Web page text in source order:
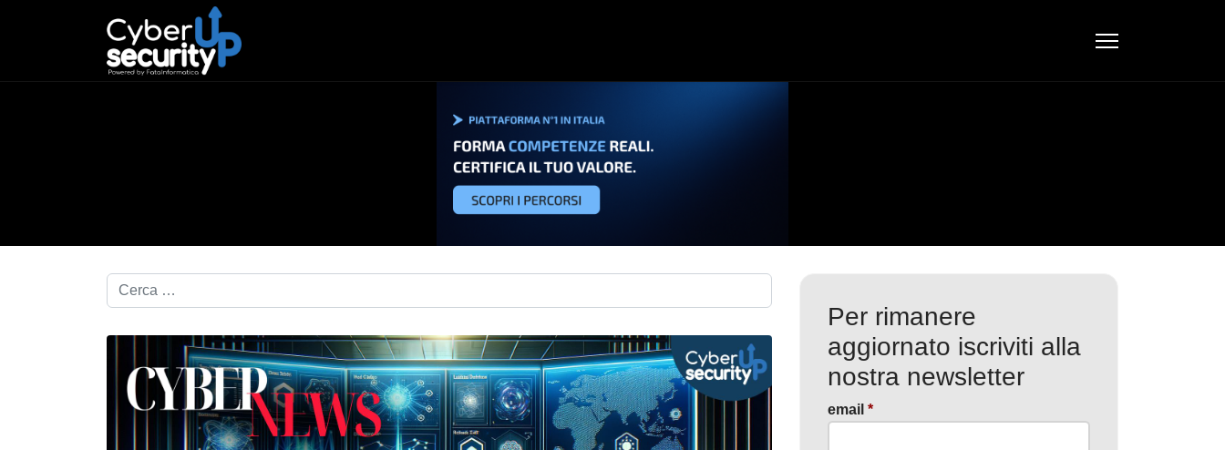
Cerca nel blog...
Per rimanere
aggiornato iscriviti alla
nostra newsletter
email *